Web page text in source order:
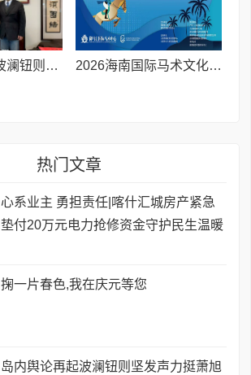
岛内舆论再起波澜钮则坚发声力挺萧旭岑并呼吁深化两岸交流 2026海南国际马术文化交流赛丨御马汇自贸港之约
热门文章
心系业主 勇担责任|喀什汇城房产紧急
垫付20万元电力抢修资金守护民生温暖
掬一片春色,我在庆元等您
岛内舆论再起波澜钮则坚发声力挺萧旭